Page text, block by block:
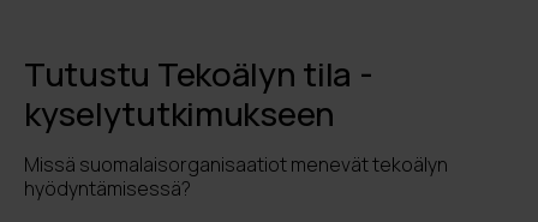
Tutustu Tekoälyn tila -
kyselytutkimukseen
Missä suomalaisorganisaatiot menevät tekoälyn
hyödyntämisessä?